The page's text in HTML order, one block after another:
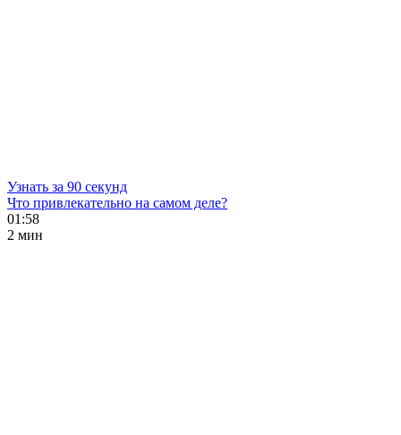
Узнать за 90 секунд
Что привлекательно на самом деле?
01:58
2 мин